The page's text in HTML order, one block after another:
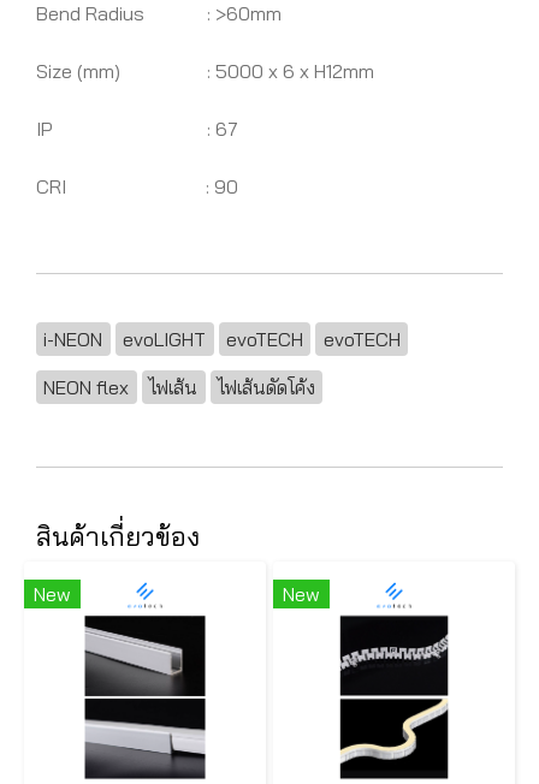
Bend Radius : >60mm
Size (mm) : 5000 x 6 x H12mm
IP : 67
CRI : 90
i-NEON evoLIGHT evoTECH
evoTECH
NEON flex
ไฟเส้น ไฟเส้นดัดโค้ง
สินค้าเกี่ยวข้อง
New New